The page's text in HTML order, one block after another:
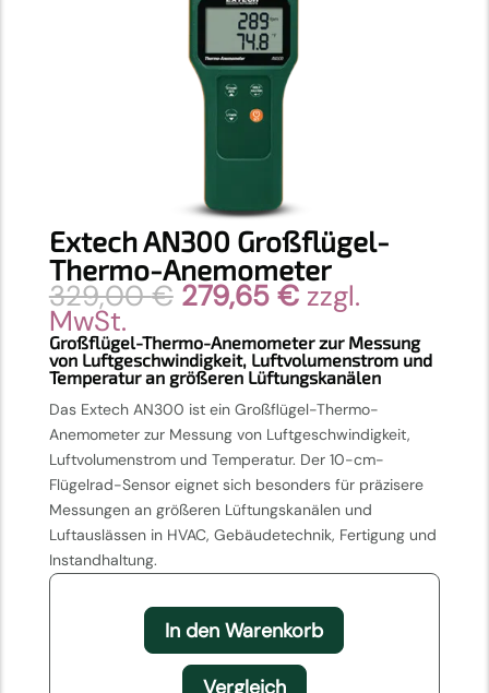
Extech AN300 Großflügel-
Thermo-Anemometer
329,00€ Ursprünglicher
Preis
war:
329,00 €
279,65 €Aktueller
Preis
ist:
279,65 €.
zzgl.
MwSt.
Großflügel-Thermo-Anemometer zur Messung
von Luftgeschwindigkeit, Luftvolumenstrom und
Temperatur an größeren Lüftungskanälen
Das Extech AN300 ist ein Großflügel-Thermo-
Anemometer zur Messung von Luftgeschwindigkeit,
Luftvolumenstrom und Temperatur. Der 10-cm-
Flügelrad-Sensor eignet sich besonders für präzisere
Messungen an größeren Lüftungskanälen und
Luftauslässen in HVAC, Gebäudetechnik, Fertigung und
Instandhaltung.
In den Warenkorb